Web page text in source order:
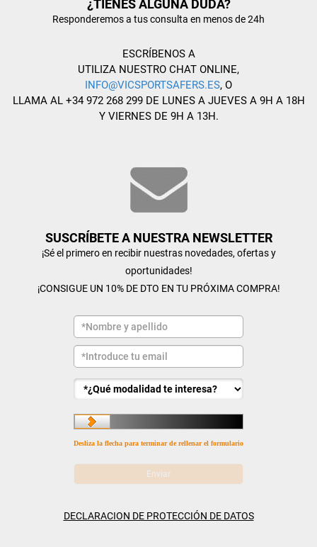
¿TIENES ALGUNA DUDA?
Responderemos a tus consulta en menos de 24h
ESCRÍBENOS A
UTILIZA NUESTRO CHAT ONLINE,
INFO@VICSPORTSAFERS.ES, O
LLAMA AL +34 972 268 299 DE LUNES A JUEVES A 9H A 18H
Y VIERNES DE 9H A 13H.
SUSCRÍBETE A NUESTRA NEWSLETTER
¡Sé el primero en recibir nuestras novedades, ofertas y
oportunidades!
¡CONSIGUE UN 10% DE DTO EN TU PRÓXIMA COMPRA!
Desliza la flecha para terminar de rellenar el formulario
DECLARACION DE PROTECCIÓN DE DATOS